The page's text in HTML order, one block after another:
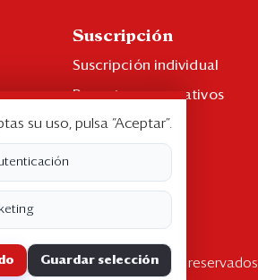
Suscripción
Suscripción individual
Paquetes corporativos
Edición Impresa
Todos los derechos reservados
su uso, pulsa “Aceptar”.
Guardar selección